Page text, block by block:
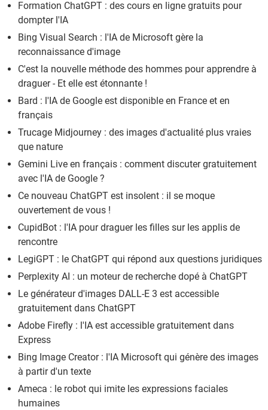
Formation ChatGPT : des cours en ligne gratuits pour
dompter l'IA
Bing Visual Search : l'IA de Microsoft gère la
reconnaissance d'image
C'est la nouvelle méthode des hommes pour apprendre à
draguer - Et elle est étonnante !
Bard : l'IA de Google est disponible en France et en
français
Trucage Midjourney : des images d'actualité plus vraies
que nature
Gemini Live en français : comment discuter gratuitement
avec l'IA de Google ?
Ce nouveau ChatGPT est insolent : il se moque
ouvertement de vous !
CupidBot : l'IA pour draguer les filles sur les applis de
rencontre
LegiGPT : le ChatGPT qui répond aux questions juridiques
Perplexity AI : un moteur de recherche dopé à ChatGPT
Le générateur d'images DALL-E 3 est accessible
gratuitement dans ChatGPT
Adobe Firefly : l'IA est accessible gratuitement dans
Express
Bing Image Creator : l'IA Microsoft qui génère des images
à partir d'un texte
Ameca : le robot qui imite les expressions faciales
humaines